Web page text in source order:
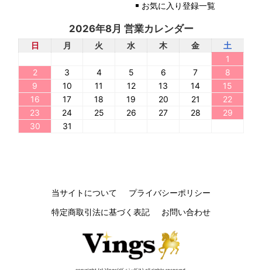
お気に入り登録一覧
2026年8月 営業カレンダー
日 月 火 水 木 金
土
1
2
3 4 5 6 7
8
9
10 11 12 13 14
15
16
17 18 19 20 21
22
23
24 25 26 27 28
29
30
31
当サイトについて
プライバシーポリシー
特定商取引法に基づく表記
お問い合わせ